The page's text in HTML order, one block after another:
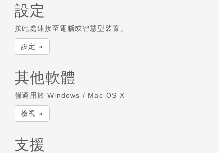
設定
按此處連接至電腦或智慧型裝置。
設定 »
其他軟體
僅適用於 Windows / Mac OS X
檢視 »
支援